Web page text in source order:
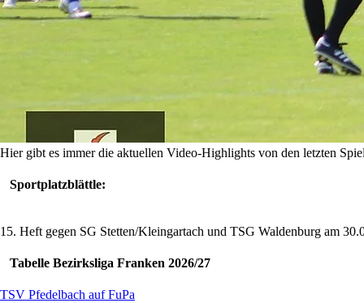
Hier gibt es immer die aktuellen Video-Highlights von den letzten
Sportplatzblättle:
15. Heft gegen SG Stetten/Kleingartach und TSG Waldenburg am
Tabelle Bezirksliga Franken 2026/27
TSV Pfedelbach auf FuPa